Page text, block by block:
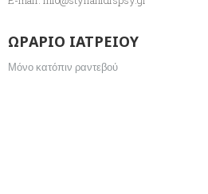
ΩΡΑΡΙΟ ΙΑΤΡΕΙΟΥ
Μόνο κατόπιν ραντεβού